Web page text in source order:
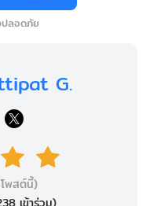
ลอดภัย
G.
พสต์นี้)